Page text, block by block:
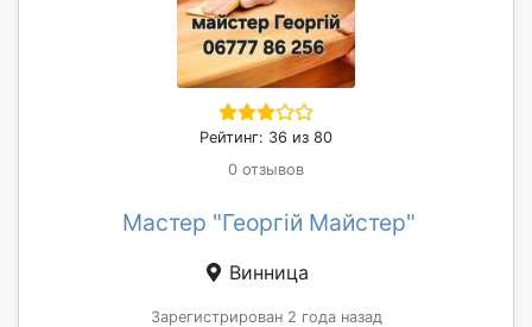
Рейтинг: 36 из 80
0 отзывов
Мастер "Георгій Майстер"
Винница
Зарегистрирован 2 года назад